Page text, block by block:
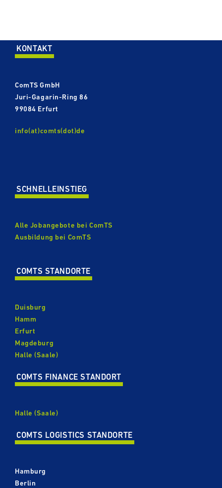
KONTAKT
ComTS GmbH
Juri-​​Gagarin-Ring 86
99084 Erfurt
info(at)comts(dot)de
SCHNELL­EIN­STIEG
Alle Jobangebote bei ComTS
Ausbildung bei ComTS
COMTS STANDORTE
Duisburg
Hamm
Erfurt
Magdeburg
Halle (Saale)
COMTS FINANCE STANDORT
Halle (Saale)
COMTS LOGISTICS STANDORTE
Hamburg
Berlin